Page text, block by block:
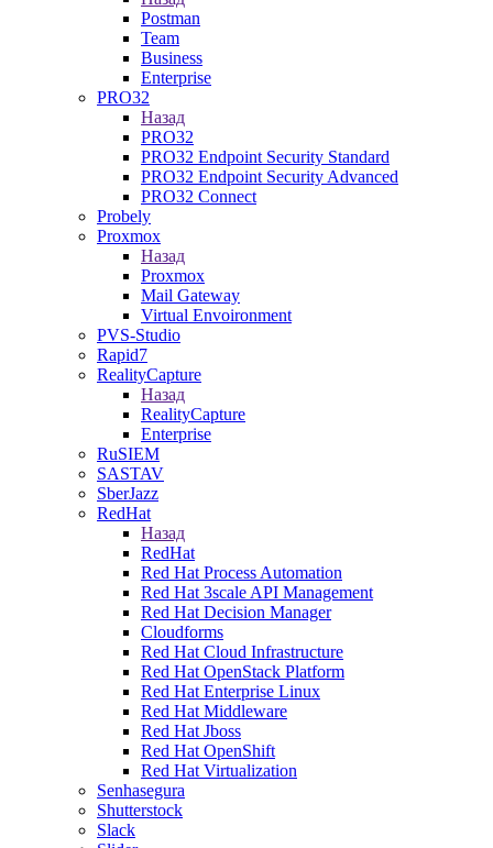
Postman
Team
Business
Enterprise
PRO32
Назад
PRO32
PRO32 Endpoint Security Standard
PRO32 Endpoint Security Advanced
PRO32 Connect
Probely
Proxmox
Назад
Proxmox
Mail Gateway
Virtual Envoironment
PVS-Studio
Rapid7
RealityCapture
Назад
RealityCapture
Enterprise
RuSIEM
SASTAV
SberJazz
RedHat
Назад
RedHat
Red Hat Process Automation
Red Hat 3scale API Management
Red Hat Decision Manager
Cloudforms
Red Hat Cloud Infrastructure
Red Hat OpenStack Platform
Red Hat Enterprise Linux
Red Hat Middleware
Red Hat Jboss
Red Hat OpenShift
Red Hat Virtualization
Senhasegura
Shutterstock
Slack